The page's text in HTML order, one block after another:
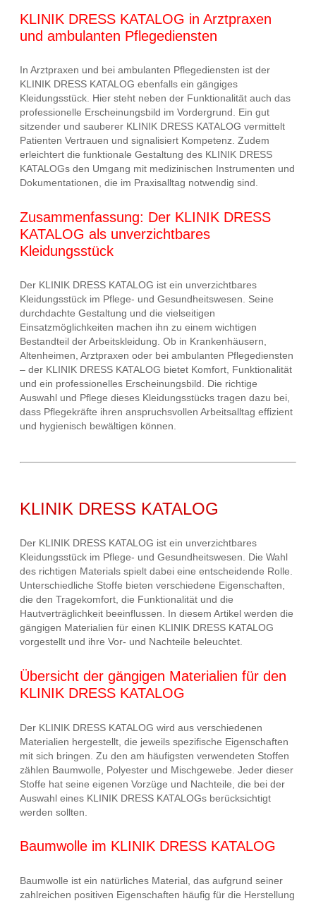
KLINIK DRESS KATALOG in Arztpraxen
und ambulanten Pflegediensten
In Arztpraxen und bei ambulanten Pflegediensten ist der
KLINIK DRESS KATALOG ebenfalls ein gängiges
Kleidungsstück. Hier steht neben der Funktionalität auch das
professionelle Erscheinungsbild im Vordergrund. Ein gut
sitzender und sauberer KLINIK DRESS KATALOG vermittelt
Patienten Vertrauen und signalisiert Kompetenz. Zudem
erleichtert die funktionale Gestaltung des KLINIK DRESS
KATALOGs den Umgang mit medizinischen Instrumenten und
Dokumentationen, die im Praxisalltag notwendig sind.
Zusammenfassung: Der KLINIK DRESS
KATALOG als unverzichtbares
Kleidungsstück
Der KLINIK DRESS KATALOG ist ein unverzichtbares
Kleidungsstück im Pflege- und Gesundheitswesen. Seine
durchdachte Gestaltung und die vielseitigen
Einsatzmöglichkeiten machen ihn zu einem wichtigen
Bestandteil der Arbeitskleidung. Ob in Krankenhäusern,
Altenheimen, Arztpraxen oder bei ambulanten Pflegediensten
– der KLINIK DRESS KATALOG bietet Komfort, Funktionalität
und ein professionelles Erscheinungsbild. Die richtige
Auswahl und Pflege dieses Kleidungsstücks tragen dazu bei,
dass Pflegekräfte ihren anspruchsvollen Arbeitsalltag effizient
und hygienisch bewältigen können.
KLINIK DRESS KATALOG
Der KLINIK DRESS KATALOG ist ein unverzichtbares
Kleidungsstück im Pflege- und Gesundheitswesen. Die Wahl
des richtigen Materials spielt dabei eine entscheidende Rolle.
Unterschiedliche Stoffe bieten verschiedene Eigenschaften,
die den Tragekomfort, die Funktionalität und die
Hautverträglichkeit beeinflussen. In diesem Artikel werden die
gängigen Materialien für einen KLINIK DRESS KATALOG
vorgestellt und ihre Vor- und Nachteile beleuchtet.
Übersicht der gängigen Materialien für den
KLINIK DRESS KATALOG
Der KLINIK DRESS KATALOG wird aus verschiedenen
Materialien hergestellt, die jeweils spezifische Eigenschaften
mit sich bringen. Zu den am häufigsten verwendeten Stoffen
zählen Baumwolle, Polyester und Mischgewebe. Jeder dieser
Stoffe hat seine eigenen Vorzüge und Nachteile, die bei der
Auswahl eines KLINIK DRESS KATALOGs berücksichtigt
werden sollten.
Baumwolle im KLINIK DRESS KATALOG
Baumwolle ist ein natürliches Material, das aufgrund seiner
zahlreichen positiven Eigenschaften häufig für die Herstellung